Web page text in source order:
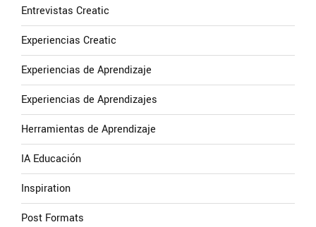
Entrevistas Creatic
Experiencias Creatic
Experiencias de Aprendizaje
Experiencias de Aprendizajes
Herramientas de Aprendizaje
IA Educación
Inspiration
Post Formats